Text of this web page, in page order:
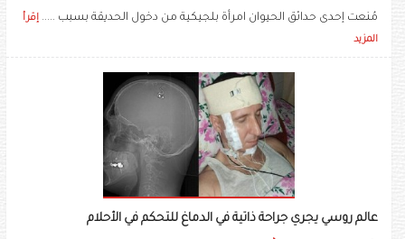
مُنعت إحدى حدائق الحيوان امرأة بلجيكية من دخول الحديقة بسبب ..... إقرأ
المزيد
عالم روسي يجري جراحة ذاتية في الدماغ للتحكم في الأحلام